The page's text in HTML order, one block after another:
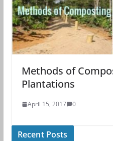
Methods of
Plantations
April 15, 2017 0
Recent Posts